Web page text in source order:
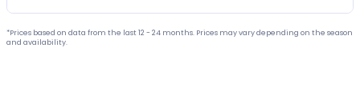
*Prices based on data from the last 12 - 24 months. Prices may vary depending on the season
and availability.